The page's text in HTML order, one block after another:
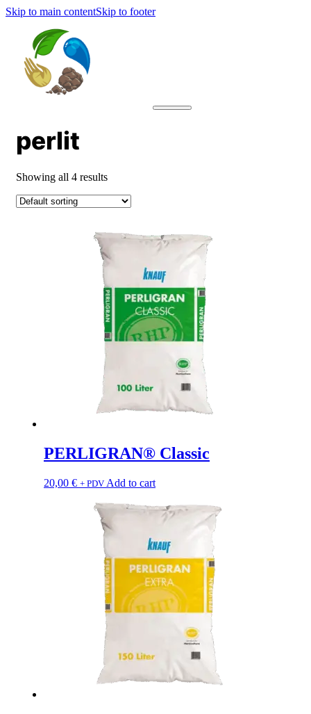
Skip to main contentSkip to footer
perlit
Showing all 4 results
PERLIGRAN® Classic
20,00 € + PDV Add to cart